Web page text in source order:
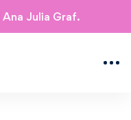
Ana Julia Graf.